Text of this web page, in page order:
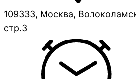
109333, Москва,
стр.3